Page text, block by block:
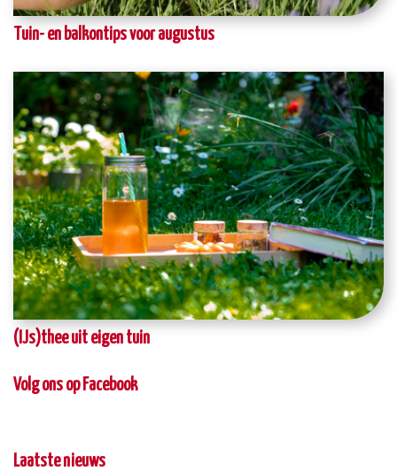
Tuin- en balkontips voor augustus
(IJs)thee uit eigen tuin
Volg ons op Facebook
Laatste nieuws